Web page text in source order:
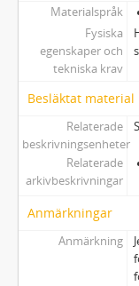
Materialspråk
Fysiska
egenskaper och
tekniska krav
Besläktat material
Relaterade
beskrivningsenheter
Relaterade
arkivbeskrivningar
Anmärkningar
Anmärkning